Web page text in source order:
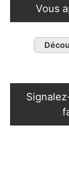
Vous